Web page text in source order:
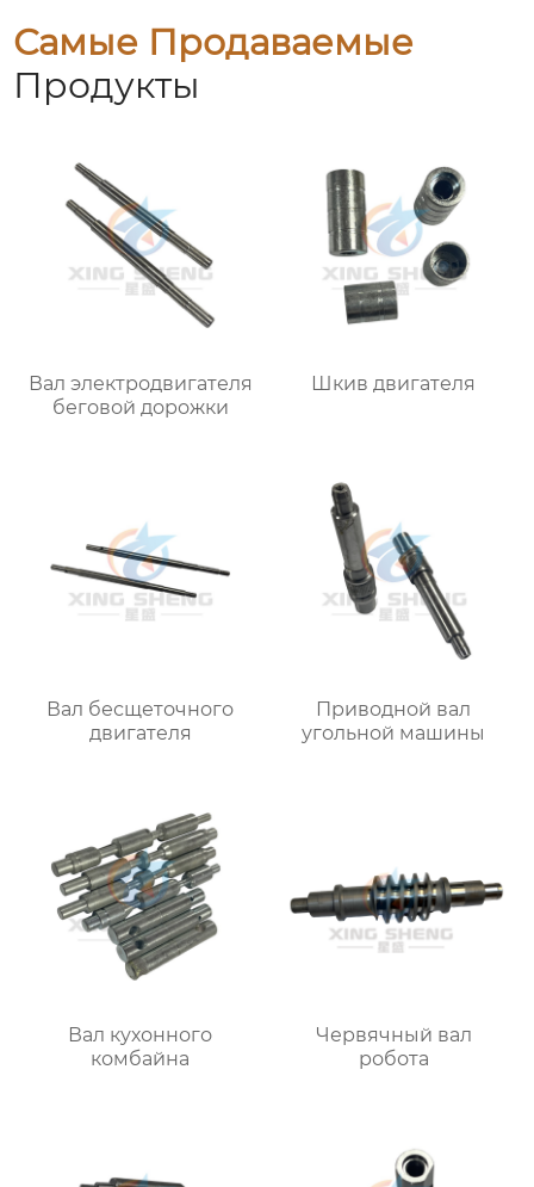
Самые Продаваемые
Продукты
Вал электродвигателя
беговой дорожки
Шкив двигателя
Вал бесщеточного
двигателя
Приводной вал
угольной машины
Вал кухонного
комбайна
Червячный вал
робота